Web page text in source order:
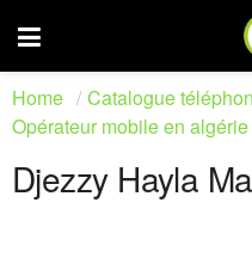
Home
Catalogue
Opérateur mobile en algérie
Djezzy Hayla